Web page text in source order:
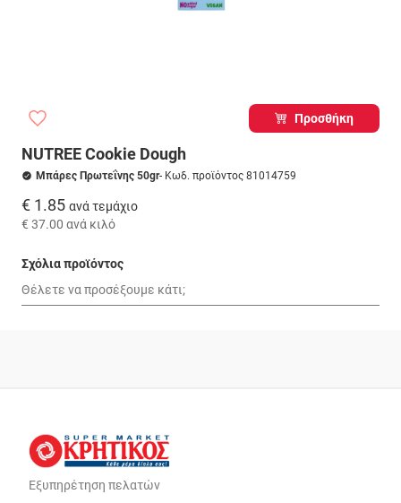
Προσθήκη
NUTREE Cookie Dough
Μπάρες Πρωτεΐνης 50gr- Κωδ. προϊόντος 81014759
€ 1.85 ανά τεμάχιο
€ 37.00 ανά κιλό
Σχόλια προϊόντος
Εξυπηρέτηση πελατών